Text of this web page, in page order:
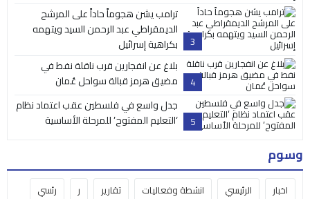
3
ترامب يشن هجوماً حاداً على المرشح
الديمقراطي عبد الرحمن السيد ويتهمه
بكراهية إسرائيل
4
بلاغ عن انفجارين قرب ناقلة نفط في
مضيق هرمز قبالة سواحل عُمان
5
جدل واسع في فلسطين عقب اعتماد نظام
‘التعليم المفتوح’ للمرحلة الأساسية
وسوم
اخبار الرئيسي انشطة وفعاليات تقارير ر
رئسي